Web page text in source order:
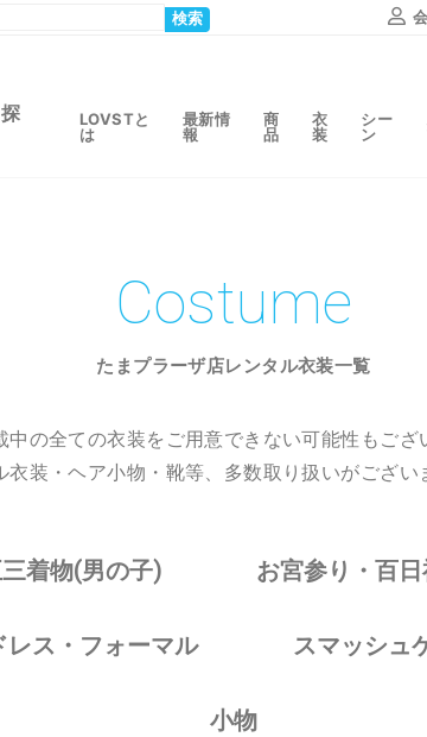
検索
LOVSTと
は
最新情
報
商
品
衣
装
シー
ン
Costume
たまプラーザ店レンタル衣装一覧
中の全ての衣装を ご用意できない可能性もござ
装・ヘア小物・靴等、多数取り扱いがござい
着物(男の子) お宮参り・百
レス・フォーマル スマッシュ
小物